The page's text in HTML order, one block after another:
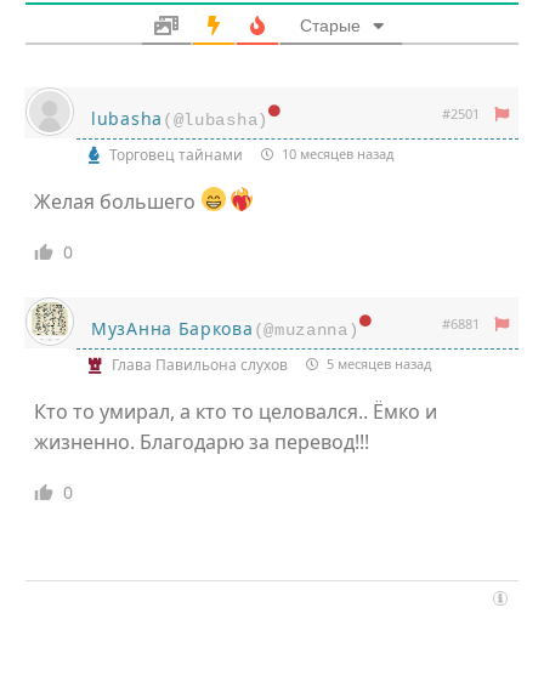
Старые
lubasha (@lubasha) #2501
Торговец тайнами 10 месяцев назад
Желая большего
0
МузАнна Баркова (@muzanna) #6881
Глава Павильона слухов 5 месяцев назад
Кто то умирал, а кто то целовался.. Ёмко и
жизненно. Благодарю за перевод!!!
0